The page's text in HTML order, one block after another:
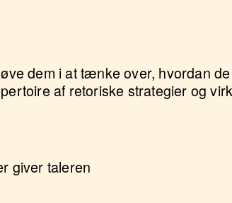
dem i at tænke over, hvordan
af retoriske strategier og
giver taleren